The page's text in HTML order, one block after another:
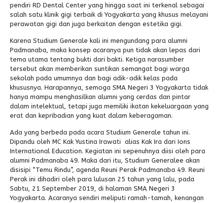
pendiri RD Dental Center yang hingga saat ini terkenal sebagai
salah satu klinik gigi terbaik di Yogyakarta yang khusus melayani
perawatan gigi dan juga berkaitan dengan estetika gigi.
Karena Studium Generale kali ini mengundang para alumni
Padmanaba, maka konsep acaranya pun tidak akan lepas dari
tema utama tentang bukti dari bakti. Ketiga narasumber
tersebut akan memberikan suntikan semangat bagi warga
sekolah pada umumnya dan bagi adik-adik kelas pada
khususnya. Harapannya, semoga SMA Negeri 3 Yogyakarta tidak
hanya mampu menghasilkan alumni yang cerdas dan pintar
dalam intelektual, tetapi juga memiliki ikatan kekeluargaan yang
erat dan kepribadian yang kuat dalam keberagaman.
Ada yang berbeda pada acara Studium Generale tahun ini.
Dipandu oleh MC Kak Yustina Irawati alias Kak Ira dari Ions
International Education. Kegiatan ini sepenuhnya diisi oleh para
alumni Padmanaba 49. Maka dari itu, Studium Generalee akan
disisipi “Temu Rindu”, agenda Reuni Perak Padmanaba 49. Reuni
Perak ini dihadiri oleh para lulusan 25 tahun yang lalu, pada
Sabtu, 21 September 2019, di halaman SMA Negeri 3
Yogyakarta. Acaranya sendiri meliputi ramah-tamah, kenangan